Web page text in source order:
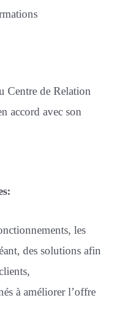
Centre de Relation
accord avec son
les
des solutions afin
à améliorer l’offre